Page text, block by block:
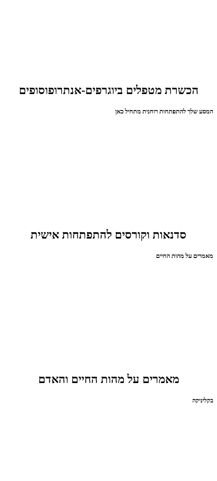
הכשרת מטפלים ביוגרפים-אנתרופוסופים
המסע שלך להתפתחות רוחנית מתחיל כאן
סדנאות וקורסים להתפתחות אישית
מאמרים על מהות החיים
מאמרים על מהות החיים והאדם
בקליניקה